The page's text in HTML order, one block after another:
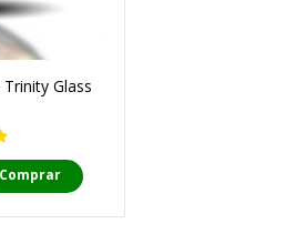
Glass
Comprar